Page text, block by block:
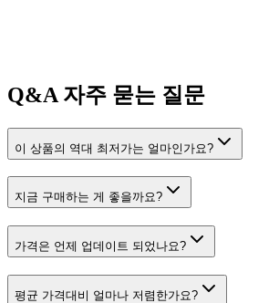
Q&A 자주 묻는 질문
이 상품의 역대 최저가는 얼마인가요?
지금 구매하는 게 좋을까요?
가격은 언제 업데이트 되었나요?
평균 가격대비 얼마나 저렴한가요?